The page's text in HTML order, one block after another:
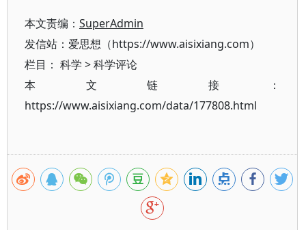
本文责编： SuperAdmin
发信站：爱思想（https://www.aisixiang.com）
栏目： 科学 >科学评论
本文链接：
https://www.aisixiang.com/data/177808.html